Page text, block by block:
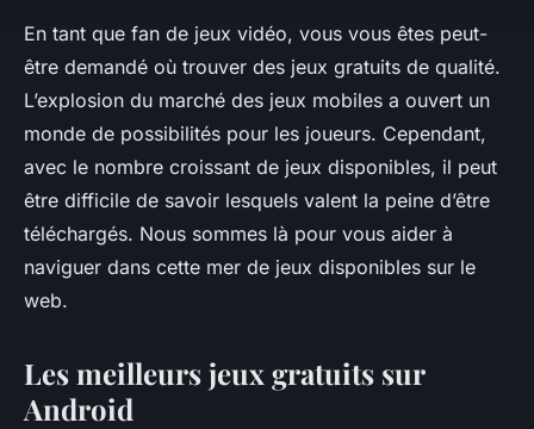
En tant que fan de jeux vidéo, vous vous êtes peut-
être demandé où trouver des jeux gratuits de qualité.
L’explosion du marché des jeux mobiles a ouvert un
monde de possibilités pour les joueurs. Cependant,
avec le nombre croissant de jeux disponibles, il peut
être difficile de savoir lesquels valent la peine d’être
téléchargés. Nous sommes là pour vous aider à
naviguer dans cette mer de jeux disponibles sur le
web.
Les meilleurs jeux gratuits sur
Android